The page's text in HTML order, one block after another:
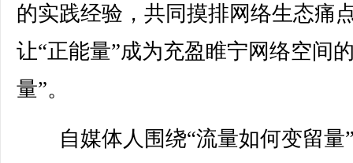
的实践经验，共同摸排网络生态痛
让“正能量”成为充盈睢宁网络空间
量”。
自媒体人围绕“流量如何变留量